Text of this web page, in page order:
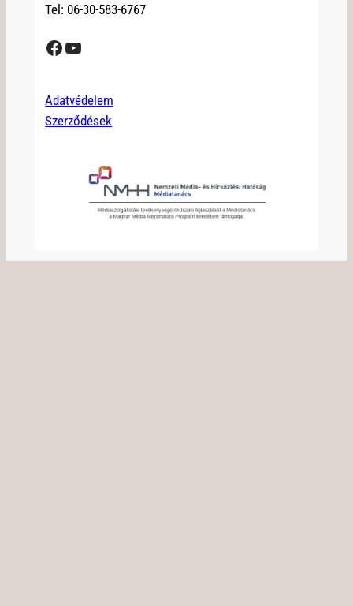
Tel: 06-30-583-6767
Facebook YouTube
Adatvédelem
Szerződések